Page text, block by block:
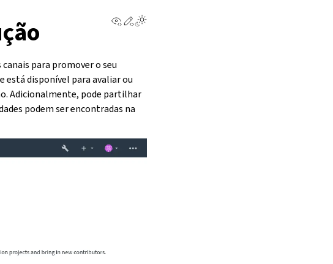
View this page
Edit this page
para promover o seu
está disponível para avaliar ou
Adicionalmente, pode partilhar
podem ser encontradas na